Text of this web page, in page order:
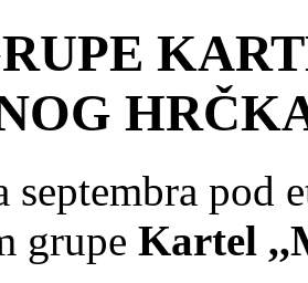
septembra pod
grupe Kartel